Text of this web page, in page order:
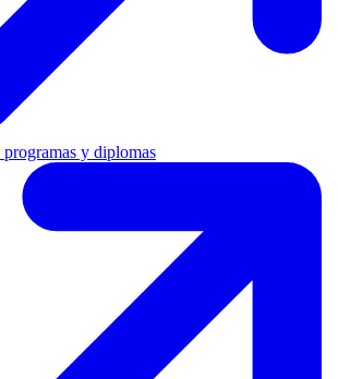
y diplomas